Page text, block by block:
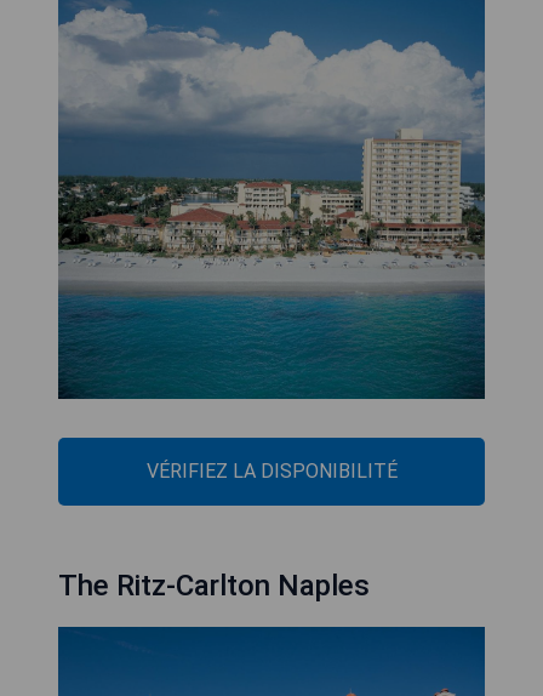
VÉRIFIEZ LA DISPONIBILITÉ
The Ritz-Carlton Naples